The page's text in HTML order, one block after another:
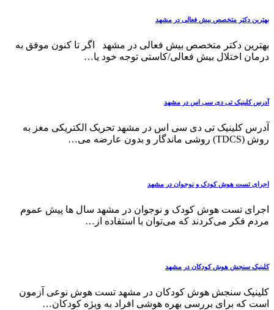
بهترین دکتر متخصص بیش فعالی در مشهد
بهترین دکتر متخصص بیش فعالی در مشهد اگر تا کنون موفق به
درمان اختلال بیش فعالی/کاستی توجه خود یا…
آدرس کلینیک تی دی سی اس در مشهد
آدرس کلینیک تی دی سی اس در مشهد تحریک الکتریکی مغز به
روش (TDCS) روشی ماندگار و بدون عارضه می…
اجرای تست هوش کودک و نوجوان در مشهد
اجرای تست هوش کودک و نوجوان در مشهد سال ها پیش عموم
مردم فكر می‌كردند كه می‌توان با استفاده از…
کلینیک سنجش هوش کودکان در مشهد
کلینیک سنجش هوش کودکان در مشهد تست هوش نوعی آزمون
است که برای بررسی بهره هوشی افراد به ویژه کودکان…